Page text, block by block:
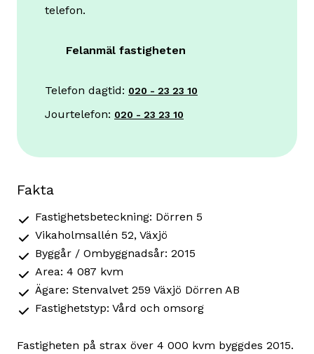
telefon.
Felanmäl fastigheten
Telefon dagtid: 020 - 23 23 10
Jourtelefon: 020 - 23 23 10
Fakta
Fastighetsbeteckning: Dörren 5
Vikaholmsallén 52, Växjö
Byggår / Ombyggnadsår: 2015
Area: 4 087 kvm
Ägare: Stenvalvet 259 Växjö Dörren AB
Fastighetstyp: Vård och omsorg
Fastigheten på strax över 4 000 kvm byggdes 2015.